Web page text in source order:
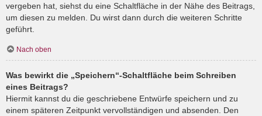
vergeben hat, siehst du eine Schaltfläche in der Nähe des Beitrags,
um diesen zu melden. Du wirst dann durch die weiteren Schritte
geführt.
Nach oben
Was bewirkt die „Speichern“-Schaltfläche beim Schreiben
eines Beitrags?
Hiermit kannst du die geschriebene Entwürfe speichern und zu
einem späteren Zeitpunkt vervollständigen und absenden. Den